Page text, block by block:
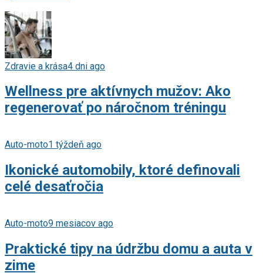
Zdravie a krása4 dni ago
Wellness pre aktívnych mužov: Ako
regenerovať po náročnom tréningu
Auto-moto1 týždeň ago
Ikonické automobily, ktoré definovali
celé desaťročia
Auto-moto9 mesiacov ago
Praktické tipy na údržbu domu a auta v
zime